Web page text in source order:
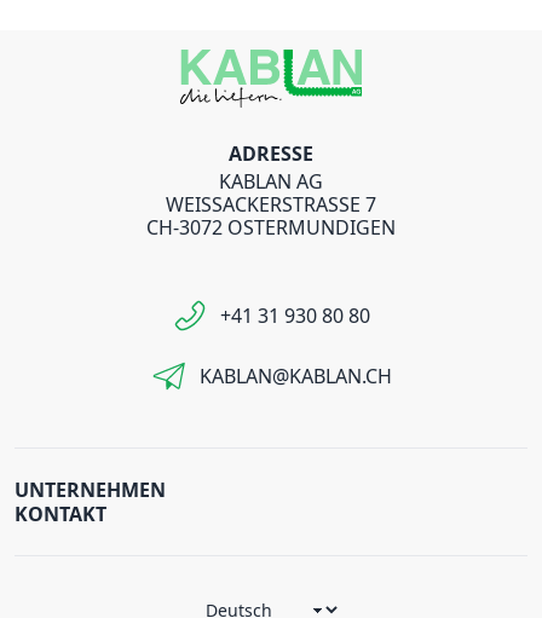
ADRESSE
KABLAN AG
WEISSACKERSTRASSE 7
CH-3072 OSTERMUNDIGEN
+41 31 930 80 80
KABLAN@KABLAN.CH
UNTERNEHMEN
KONTAKT